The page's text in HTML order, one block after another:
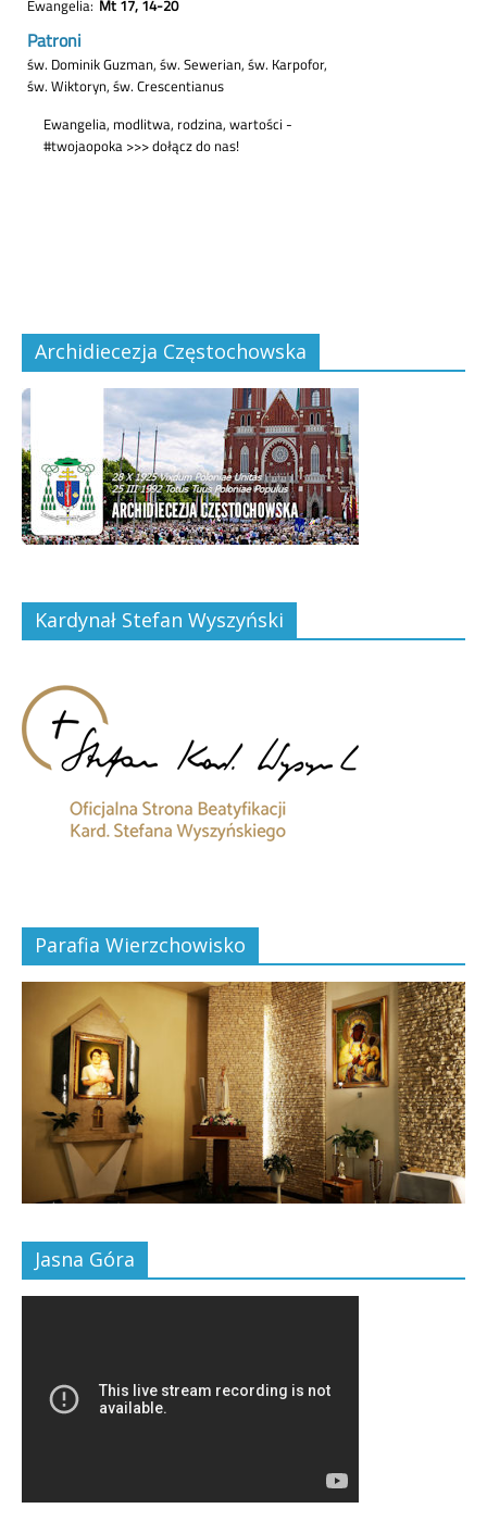
Archidiecezja Częstochowska
Kardynał Stefan Wyszyński
Parafia Wierzchowisko
Jasna Góra